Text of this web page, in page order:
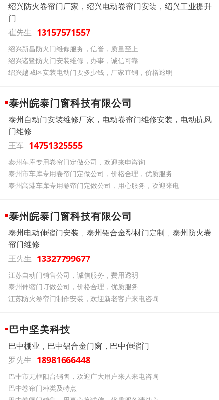
绍兴防火卷帘门厂家，绍兴电动卷帘门安装，绍兴工业提升
门
崔先生 13157571557
绍兴新昌防火门维修服务，信誉，质量至上
绍兴诸暨防火门安装维修，办事，诚信可靠
绍兴越城区安装电动门要多少钱，厂家直销，价格透明
泰州皖泰门窗科技有限公司
泰州自动门安装维修厂家，电动卷帘门维修安装，电动抗风
门维修
王军 14751325555
泰州车库专用卷帘门定做公司，欢迎来电咨询
泰州市车库专用卷帘门定做公司，价格合理，优质服务
泰州高港车库专用卷帘门定做公司，用心服务，欢迎来电
泰州皖泰门窗科技有限公司
泰州电动伸缩门安装，泰州铝合金型材门定制，泰州防火卷
帘门维修
王先生 13327799677
江苏自动门销售公司，诚信服务，费用透明
泰州伸缩门订做公司，价格合理，优质服务
江苏防火卷帘门制作安装，欢迎新老客户来电咨询
巴中坚美科技
巴中棚业，巴中铝合金门窗，巴中伸缩门
罗先生 18981666448
巴中市无框阳台销售，欢迎广大用户来人来电咨询
巴中卷帘门种类及特点